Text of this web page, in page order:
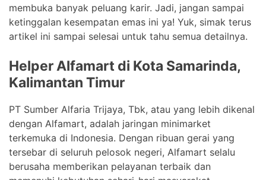
membuka banyak peluang karir. Jadi, jangan sampai
ketinggalan kesempatan emas ini ya! Yuk, simak terus
artikel ini sampai selesai untuk tahu semua detailnya.
Helper Alfamart di Kota Samarinda,
Kalimantan Timur
PT Sumber Alfaria Trijaya, Tbk, atau yang lebih dikenal
dengan Alfamart, adalah jaringan minimarket
terkemuka di Indonesia. Dengan ribuan gerai yang
tersebar di seluruh pelosok negeri, Alfamart selalu
berusaha memberikan pelayanan terbaik dan